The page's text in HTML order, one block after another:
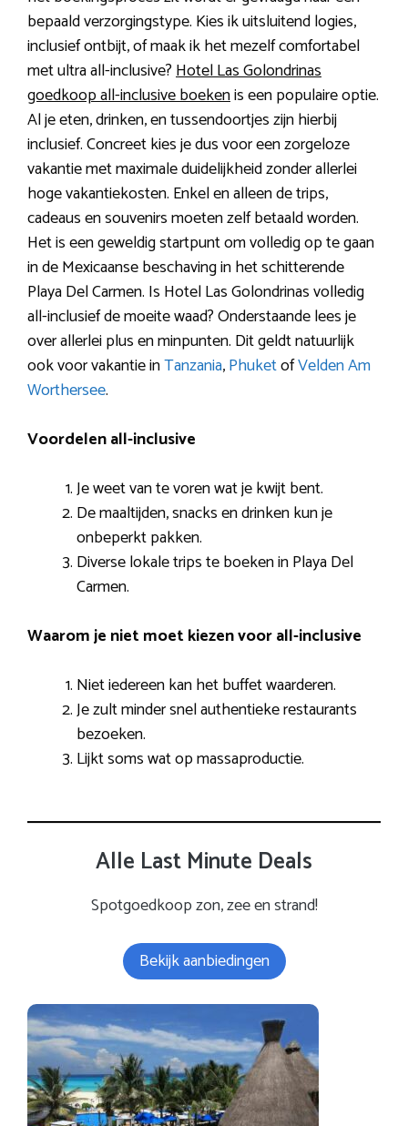
bepaald verzorgingstype. Kies ik uitsluitend logies,
inclusief ontbijt, of maak ik het mezelf comfortabel
met ultra all-inclusive?Hotel Las Golondrinas
goedkoop all-inclusive boekenis een populaire optie.
Al je eten, drinken, en tussendoortjes zijn hierbij
inclusief. Concreet kies je dus voor een zorgeloze
vakantie met maximale duidelijkheid zonder allerlei
hoge vakantiekosten. Enkel en alleen de trips,
cadeaus en souvenirs moeten zelf betaald worden.
Het is een geweldig startpunt om volledig op te gaan
in de Mexicaanse beschaving in het schitterende
Playa Del Carmen. Is Hotel Las Golondrinas volledig
all-inclusief de moeite waad? Onderstaande lees je
over allerlei plus en minpunten. Dit geldt natuurlijk
ook voor vakantie inTanzania,PhuketofVelden Am
Worthersee.
Voordelen all-inclusive
Je weet van te voren wat je kwijt bent.
De maaltijden, snacks en drinken kun je
onbeperkt pakken.
Diverse lokale trips te boeken in Playa Del
Carmen.
Waarom je niet moet kiezen voor all-inclusive
Niet iedereen kan het buffet waarderen.
Je zult minder snel authentieke restaurants
bezoeken.
Lijkt soms wat op massaproductie.
Alle Last Minute Deals
Spotgoedkoop zon, zee en strand!
Bekijk aanbiedingen